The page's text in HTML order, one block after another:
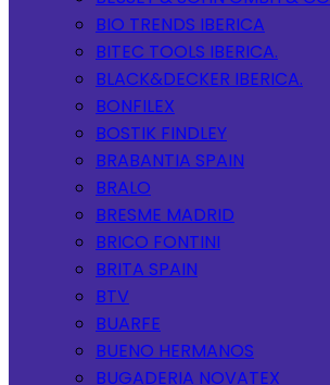
BIO TRENDS IBERICA
BITEC TOOLS IBERICA.
BLACK&DECKER IBERICA.
BONFILEX
BOSTIK FINDLEY
BRABANTIA SPAIN
BRALO
BRESME MADRID
BRICO FONTINI
BRITA SPAIN
BTV
BUARFE
BUENO HERMANOS
BUGADERIA NOVATEX